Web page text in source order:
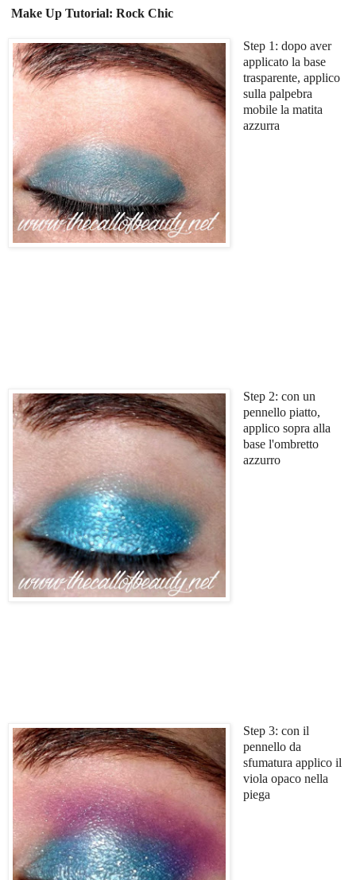
Make Up Tutorial: Rock Chic
Step 1: dopo aver
applicato la base
trasparente, applico
sulla palpebra
mobile la matita
azzurra
Step 2: con un
pennello piatto,
applico sopra alla
base l'ombretto
azzurro
Step 3: con il
pennello da
sfumatura applico il
viola opaco nella
piega